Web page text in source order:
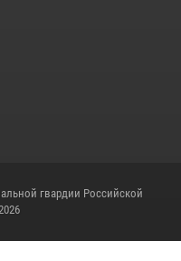
гвардии Российской